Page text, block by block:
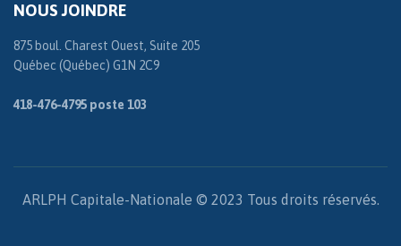
NOUS JOINDRE
875 boul. Charest Ouest, Suite 205
Québec (Québec) G1N 2C9
418-476-4795 poste 103
ARLPH Capitale-Nationale © 2023 Tous droits réservés.